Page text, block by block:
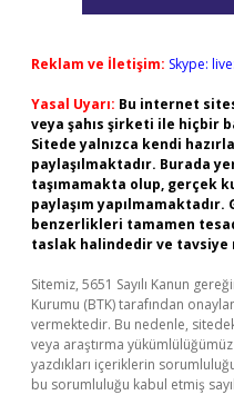
Reklam ve İletişim: Skype:
Yasal Uyarı: Bu internet
veya şahıs şirketi ile hiçbir
Sitede yalnızca kendi
paylaşılmaktadır. Burada
taşımamakta olup, gerçek
paylaşım
benzerlikleri tamamen
taslak halindedir ve tavsiye
Sitemiz, 5651 Sayılı Kanun
Kurumu (BTK) tarafından
vermektedir. Bu nedenle,
veya araştırma
yazdıkları içeriklerin
bu sorumluluğu kabul etmiş